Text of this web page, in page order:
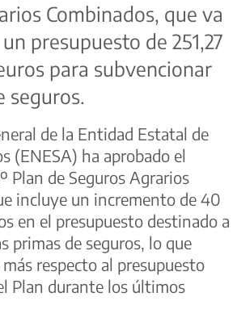
Combinados, que va
presupuesto de 251,27
para subvencionar
seguros.
de la Entidad Estatal de
(ENESA) ha aprobado el
Plan de Seguros Agrarios
incluye un incremento de 40
en el presupuesto destinado a
primas de seguros, lo que
respecto al presupuesto
Plan durante los últimos